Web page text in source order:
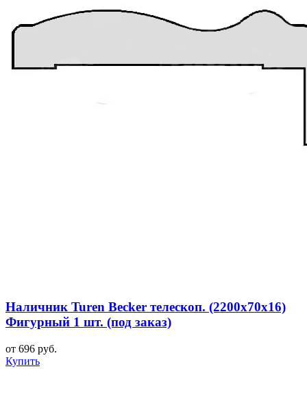
Наличник Turen Becker телескоп. (2200x70x16)
Фигурный 1 шт. (под заказ)
от 696 руб.
Купить